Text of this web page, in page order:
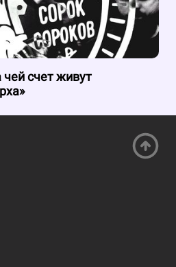
чей счет живут